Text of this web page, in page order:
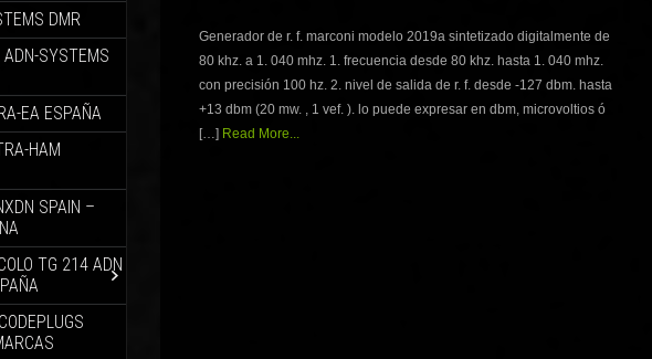
DMR
ADN-SYSTEMS
EA ESPAÑA
HAM
SPAIN –
TG 214 ADN
Generador de r. f. marconi modelo 2019a sintetizado digitalmente de
80 khz. a 1. 040 mhz. 1. frecuencia desde 80 khz. hasta 1. 040 mhz.
con precisión 100 hz. 2. nivel de salida de r. f. desde -127 dbm. hasta
+13 dbm (20 mw. , 1 vef. ). lo puede expresar en dbm, microvoltios ó
[…] Read More...